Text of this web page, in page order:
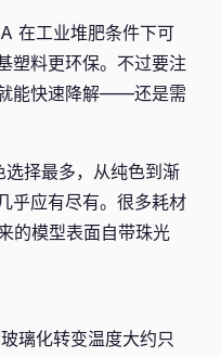
在工业堆肥条件下可
塑料更环保。不过要注
能快速降解——还是需
择最多，从纯色到渐
乎应有尽有。很多耗材
的模型表面自带珠光
璃化转变温度大约只